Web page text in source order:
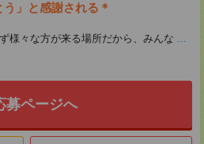
」と感謝される＊
様々な方が来る場所だから、みんな ...
募ページへ